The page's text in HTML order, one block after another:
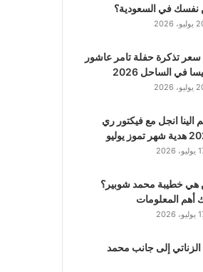
نفسك في السعودية؟
2026
تذكرة حفلة تامر عاشور
في الساحل 2026
2026
الينا انجل مع فيكتور ري
تموز يوليو
2026
هي خطيبة محمد شوبير؟
أهم المعلومات
2026
إلى جانب محمد